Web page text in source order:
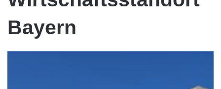
Bayern